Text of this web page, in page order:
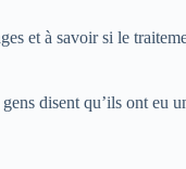
et à savoir si le
disent qu’ils ont eu